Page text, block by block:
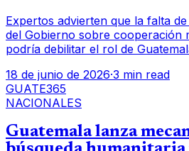
Expertos advierten que la falta
del Gobierno sobre cooperación
podría debilitar el rol de
18 de junio de 2026·3 min read
GUATE365
NACIONALES
Guatemala lanza